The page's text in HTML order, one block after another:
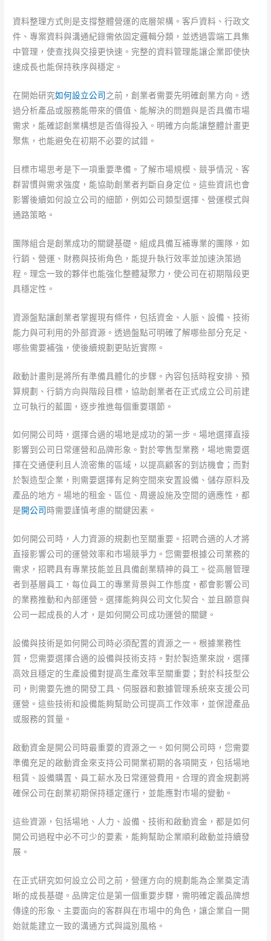
資料整理方式則是支撐整體營運的底層架構。客戶資料、行政文
件、專案資料與溝通紀錄需依固定邏輯分類，並透過雲端工具集
中管理，使查找與交接更快速。完整的資料管理能讓企業即使快
速成長也能保持秩序與穩定。
在開始研究如何設立公司 之前，創業者需要先明確創業方向。透
過分析產品或服務能帶來的價值、能解決的問題與是否具備市場
需求，能確認創業構想是否值得投入。明確方向能讓整體計畫更
聚焦，也能避免在初期不必要的試錯。
目標市場思考是下一項重要準備。了解市場規模、競爭情況、客
群習慣與需求強度，能協助創業者判斷自身定位。這些資訊也會
影響後續如何設立公司的細節，例如公司類型選擇、營運模式與
通路策略。
團隊組合是創業成功的關鍵基礎。組成具備互補專業的團隊，如
行銷、營運、財務與技術角色，能提升執行效率並加速決策過
程。理念一致的夥伴也能強化整體凝聚力，使公司在初期階段更
具穩定性。
資源盤點讓創業者掌握現有條件，包括資金、人脈、設備、技術
能力與可利用的外部資源。透過盤點可明確了解哪些部分充足、
哪些需要補強，使後續規劃更貼近實際。
啟動計畫則是將所有準備具體化的步驟。內容包括時程安排、預
算規劃、行銷方向與階段目標，協助創業者在正式成立公司前建
立可執行的藍圖，逐步推進每個重要環節。
如何開公司時，選擇合適的場地是成功的第一步。場地選擇直接
影響到公司日常運營和品牌形象。對於零售型業務，場地需要選
擇在交通便利且人流密集的區域，以提高顧客的到訪機會；而對
於製造型企業，則需要選擇有足夠空間來安置設備、儲存原料及
產品的地方。場地的租金、區位、周邊設施及空間的適應性，都
是開公司 時需要謹慎考慮的關鍵因素。
如何開公司時，人力資源的規劃也至關重要。招聘合適的人才將
直接影響公司的運營效率和市場競爭力。您需要根據公司業務的
需求，招聘具有專業技能並且具備創業精神的員工。從高層管理
者到基層員工，每位員工的專業背景與工作態度，都會影響公司
的業務推動和內部運營。選擇能夠與公司文化契合、並且願意與
公司一起成長的人才，是如何開公司成功運營的關鍵。
設備與技術是如何開公司時必須配置的資源之一。根據業務性
質，您需要選擇合適的設備與技術支持。對於製造業來說，選擇
高效且穩定的生產設備對提高生產效率至關重要；對於科技型公
司，則需要先進的開發工具、伺服器和數據管理系統來支援公司
運營。這些技術和設備能夠幫助公司提高工作效率，並保證產品
或服務的質量。
啟動資金是開公司時最重要的資源之一。如何開公司時，您需要
準備充足的啟動資金來支持公司開業初期的各項開支，包括場地
租賃、設備購置、員工薪水及日常運營費用。合理的資金規劃將
確保公司在創業初期保持穩定運行，並能應對市場的變動。
這些資源，包括場地、人力、設備、技術和啟動資金，都是如何
開公司過程中必不可少的要素，能夠幫助企業順利啟動並持續發
展。
在正式研究如何設立公司之前，營運方向的規劃能為企業奠定清
晰的成長基礎。品牌定位是第一個重要步驟，需明確定義品牌想
傳達的形象、主要面向的客群與在市場中的角色，讓企業自一開
始就能建立一致的溝通方式與識別風格。